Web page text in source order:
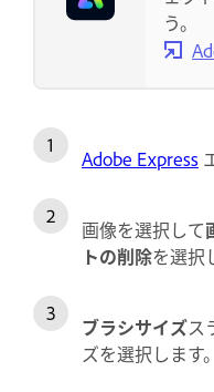
う。
Adobe Express
画像を選択して
トの削除を選択
ブラシサイズス
ズを選択します。